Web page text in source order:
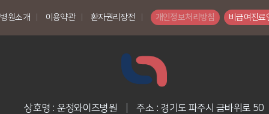
병원소개 이용약관 환자권리장전 개인정보처리방침 비급여진료
상호명 : 운정와이즈병원
주소 : 경기도 파주시 금바위로 50